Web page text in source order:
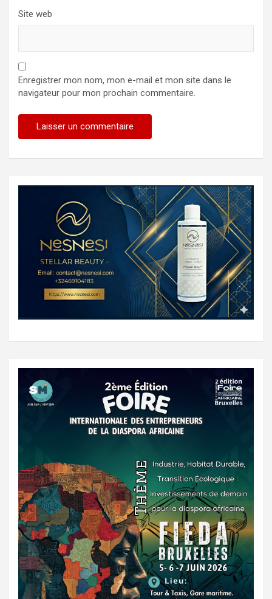
Site web
Enregistrer mon nom, mon e-mail et mon site dans le
navigateur pour mon prochain commentaire.